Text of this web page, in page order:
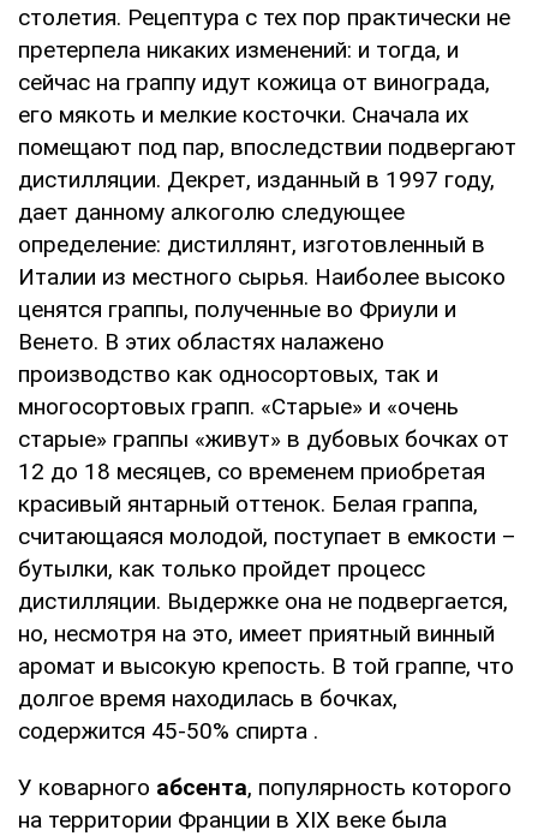
столетия. Рецептура с тех пор практически не
претерпела никаких изменений: и тогда, и
сейчас на граппу идут кожица от винограда,
его мякоть и мелкие косточки. Сначала их
помещают под пар, впоследствии подвергают
дистилляции. Декрет, изданный в 1997 году,
дает данному алкоголю следующее
определение: дистиллянт, изготовленный в
Италии из местного сырья. Наиболее высоко
ценятся граппы, полученные во Фриули и
Венето. В этих областях налажено
производство как односортовых, так и
многосортовых грапп. «Старые» и «очень
старые» граппы «живут» в дубовых бочках от
12 до 18 месяцев, со временем приобретая
красивый янтарный оттенок. Белая граппа,
считающаяся молодой, поступает в емкости –
бутылки, как только пройдет процесс
дистилляции. Выдержке она не подвергается,
но, несмотря на это, имеет приятный винный
аромат и высокую крепость. В той граппе, что
долгое время находилась в бочках,
содержится 45-50% спирта .
У коварного абсента, популярность которого
на территории Франции в XIX веке была